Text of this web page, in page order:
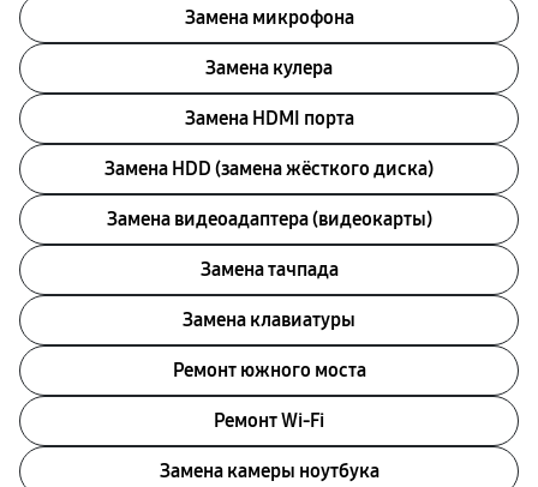
Замена микрофона
Замена кулера
Замена HDMI порта
Замена HDD (замена жёсткого диска)
Замена видеоадаптера (видеокарты)
Замена тачпада
Замена клавиатуры
Ремонт южного моста
Ремонт Wi-Fi
Замена камеры ноутбука